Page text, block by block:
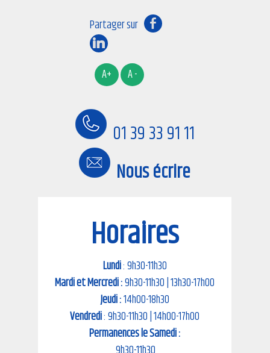
01 39 33 91 11
Nous écrire
Horaires
Lundi: 9h30-11h30
Mardi et Mercredi :9h30-11h30 | 13h30-17h00
Jeudi :14h00-18h30
Vendredi: 9h30-11h30 | 14h00-17h00
Permanences le Samedi :